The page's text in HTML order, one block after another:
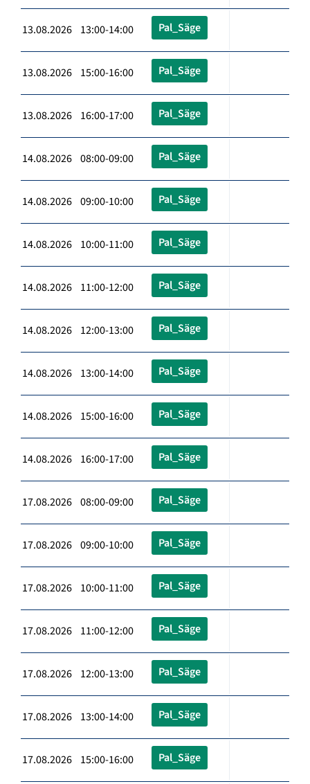
13.08.2026 13:00-14:00 Pal_Säge
13.08.2026 15:00-16:00 Pal_Säge
13.08.2026 16:00-17:00 Pal_Säge
14.08.2026 08:00-09:00 Pal_Säge
14.08.2026 09:00-10:00 Pal_Säge
14.08.2026 10:00-11:00 Pal_Säge
14.08.2026 11:00-12:00 Pal_Säge
14.08.2026 12:00-13:00 Pal_Säge
14.08.2026 13:00-14:00 Pal_Säge
14.08.2026 15:00-16:00 Pal_Säge
14.08.2026 16:00-17:00 Pal_Säge
17.08.2026 08:00-09:00 Pal_Säge
17.08.2026 09:00-10:00 Pal_Säge
17.08.2026 10:00-11:00 Pal_Säge
17.08.2026 11:00-12:00 Pal_Säge
17.08.2026 12:00-13:00 Pal_Säge
17.08.2026 13:00-14:00 Pal_Säge
17.08.2026 15:00-16:00 Pal_Säge